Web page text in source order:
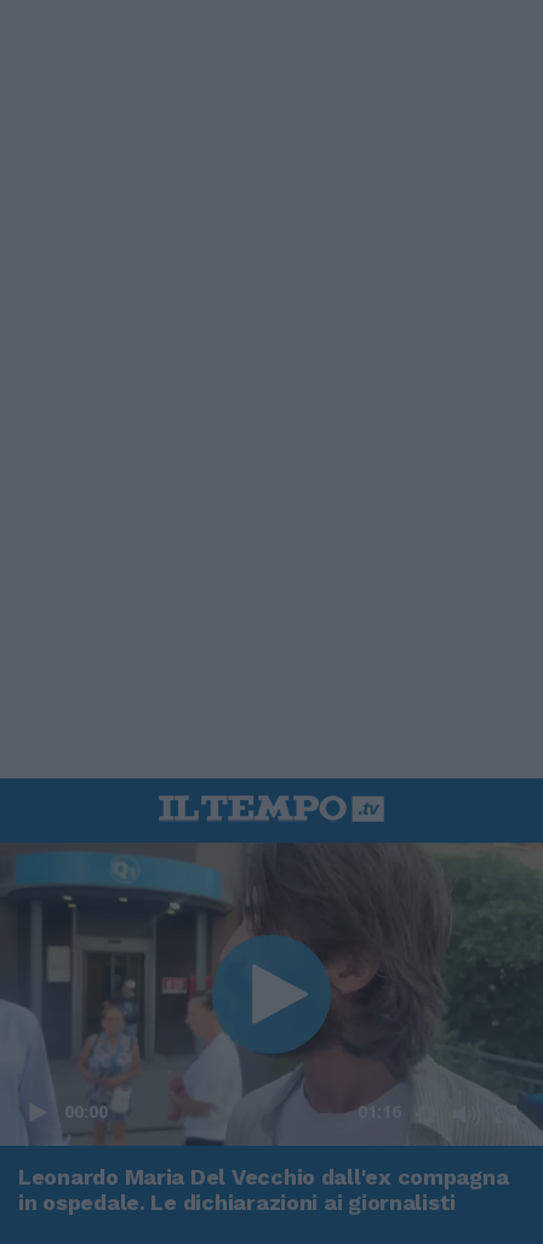
00:00 01:16
Leonardo Maria Del Vecchio dall'ex compagna
in ospedale. Le dichiarazioni ai giornalisti